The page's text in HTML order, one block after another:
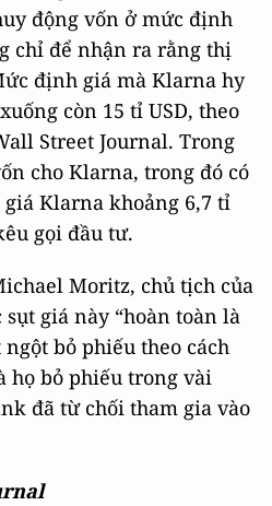
động vốn ở mức định
chỉ để nhận ra rằng thị
định giá mà Klarna hy
còn 15 tỉ USD, theo
Street Journal. Trong
cho Klarna, trong đó có
Klarna khoảng 6,7 tỉ
gọi đầu tư.
Moritz, chủ tịch của
giá này “hoàn toàn là
bỏ phiếu theo cách
họ bỏ phiếu trong vài
đã từ chối tham gia vào